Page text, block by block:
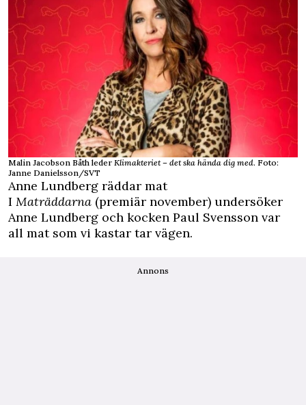
Malin Jacobson Båth leder Klimakteriet – det ska hända dig med. Foto:
Janne Danielsson/SVT
Anne Lundberg räddar mat
I Maträddarna (premiär november) undersöker
Anne Lundberg och kocken Paul Svensson var
all mat som vi kastar tar vägen.
Annons